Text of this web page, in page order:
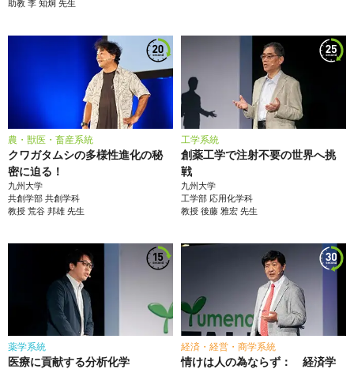
助教 李 知炯 先生
農・獣医・畜産系統
クワガタムシの多様性進化の秘
密に迫る！
九州大学
共創学部 共創学科
教授 荒谷 邦雄先生
工学系統
創薬工学で注射不要の世界へ挑
戦
九州大学
工学部 応用化学科
教授 後藤 雅宏 先生
薬学系統
医療に貢献する分析化学
経済・経営・商学系統
情けは人の為ならず： 経済学